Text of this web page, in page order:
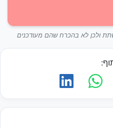
ולכן לא בהכרח שהם מעודכנים